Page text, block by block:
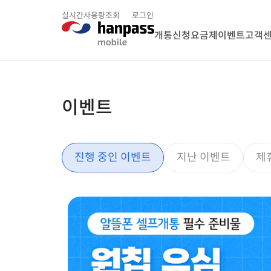
실시간사용량조회 로그인
개통신청요금제 이벤트고객
이벤트
진행 중인 이벤트 지난 이벤트 제